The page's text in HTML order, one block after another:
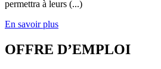
permettra à leurs (...)
En savoir plus
OFFRE D’EMPLOI